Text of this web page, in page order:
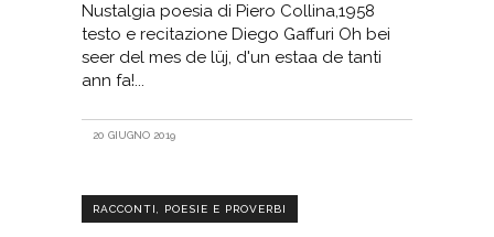
Nustalgia poesia di Piero Collina,1958
testo e recitazione Diego Gaffuri Oh bei
seer del mes de lüj, d'un estaa de tanti
ann fa!
20 GIUGNO 2019
RACCONTI, POESIE E PROVERBI